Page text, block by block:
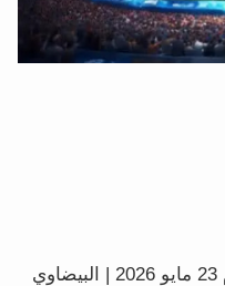
نتيجة مباراة البيضاوي وحسنية اليوم 23 مايو 2026 | البيضاوي